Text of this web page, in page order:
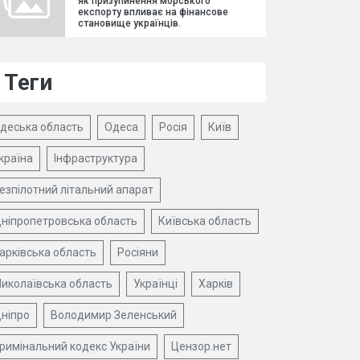
експорту впливає на фінансове
становище українців.
Теги
область Одеса Росія Київ
Інфраструктура
літальний апарат
область Київська область
область Росіяни
область Українці Харків
Володимир Зеленський
кодекс України Цензор.нет